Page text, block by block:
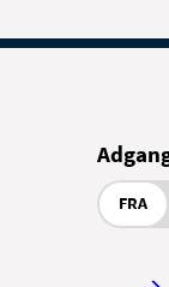
FRA